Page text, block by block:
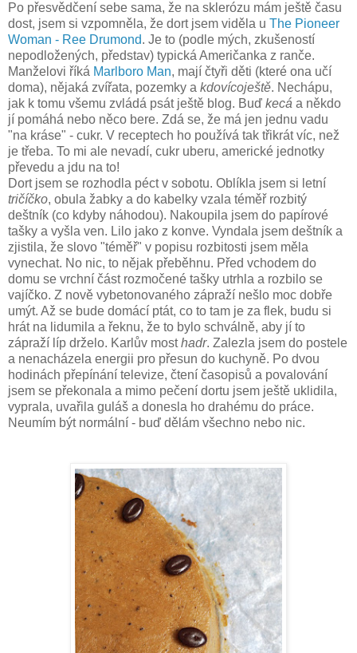
Po přesvědčení sebe sama, že na sklerózu mám ještě času
dost, jsem si vzpomněla, že dort jsem viděla u The Pioneer
Woman - Ree Drumond. Je to (podle mých, zkušeností
nepodložených, představ) typická Američanka z ranče.
Manželovi říká Marlboro Man, mají čtyři děti (které ona učí
doma), nějaká zvířata, pozemky a kdovícoještě. Nechápu,
jak k tomu všemu zvládá psát ještě blog. Buď kecá a někdo
jí pomáhá nebo něco bere. Zdá se, že má jen jednu vadu
"na kráse" - cukr. V receptech ho používá tak třikrát víc, než
je třeba. To mi ale nevadí, cukr uberu, americké jednotky
převedu a jdu na to!
Dort jsem se rozhodla péct v sobotu. Oblíkla jsem si letní
tričíčko, obula žabky a do kabelky vzala téměř rozbitý
deštník (co kdyby náhodou). Nakoupila jsem do papírové
tašky a vyšla ven. Lilo jako z konve. Vyndala jsem deštník a
zjistila, že slovo "téměř" v popisu rozbitosti jsem měla
vynechat. No nic, to nějak přeběhnu. Před vchodem do
domu se vrchní část rozmočené tašky utrhla a rozbilo se
vajíčko. Z nově vybetonovaného zápraží nešlo moc dobře
umýt. Až se bude domácí ptát, co to tam je za flek, budu si
hrát na lidumila a řeknu, že to bylo schválně, aby jí to
zápraží líp drželo. Karlův mosthadr. Zalezla jsem do postele
a nenacházela energii pro přesun do kuchyně. Po dvou
hodinách přepínání televize, čtení časopisů a povalování
jsem se překonala a mimo pečení dortu jsem ještě uklidila,
vyprala, uvařila guláš a donesla ho drahému do práce.
Neumím být normální - buď dělám všechno nebo nic.